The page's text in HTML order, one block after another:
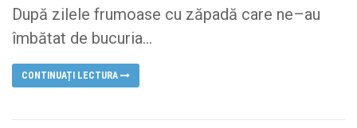
După zilele frumoase cu zăpadă care ne–au
îmbătat de bucuria...
CONTINUAȚI LECTURA